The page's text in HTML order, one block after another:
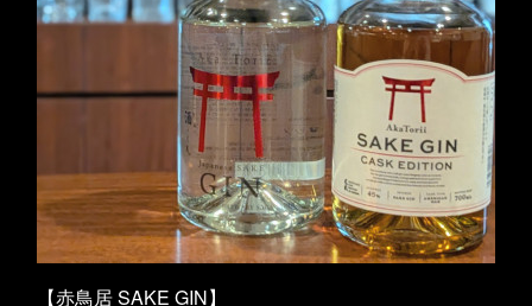
【赤鳥居 SAKE GIN】